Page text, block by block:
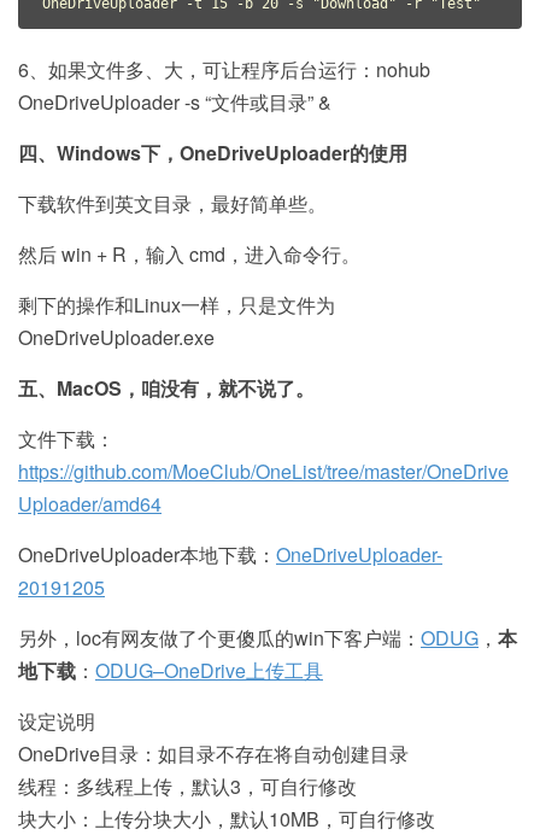
OneDriveUploader -t 15 -b 20 -s "Download" -r "Test"
6、如果文件多、大，可让程序后台运行：nohub
OneDriveUploader -s “文件或目录” &
四、Windows下，OneDriveUploader的使用
下载软件到英文目录，最好简单些。
然后 win + R，输入 cmd，进入命令行。
剩下的操作和Linux一样，只是文件为
OneDriveUploader.exe
五、MacOS，咱没有，就不说了。
文件下载：
https://github.com/MoeClub/OneList/tree/master/OneDrive
Uploader/amd64
OneDriveUploader本地下载： OneDriveUploader-
20191205
另外，loc有网友做了个更傻瓜的win下客户端： ODUG ， 本
地下载 ： ODUG–OneDrive上传工具
设定说明
OneDrive目录：如目录不存在将自动创建目录
线程：多线程上传，默认3，可自行修改
块大小：上传分块大小，默认10MB，可自行修改